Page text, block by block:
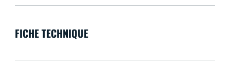
FICHE TECHNIQUE